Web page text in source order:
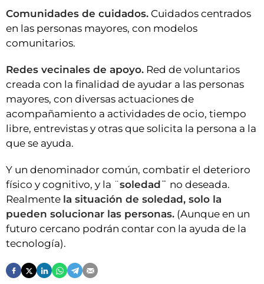
Comunidades de cuidados. Cuidados centrados
en las personas mayores, con modelos
comunitarios.
Redes vecinales de apoyo. Red de voluntarios
creada con la finalidad de ayudar a las personas
mayores, con diversas actuaciones de
acompañamiento a actividades de ocio, tiempo
libre, entrevistas y otras que solicita la persona a la
que se ayuda.
Y un denominador común, combatir el deterioro
físico y cognitivo, y la ¨soledad¨ no deseada.
Realmente la situación de soledad, solo la
pueden solucionar las personas. (Aunque en un
futuro cercano podrán contar con la ayuda de la
tecnología).